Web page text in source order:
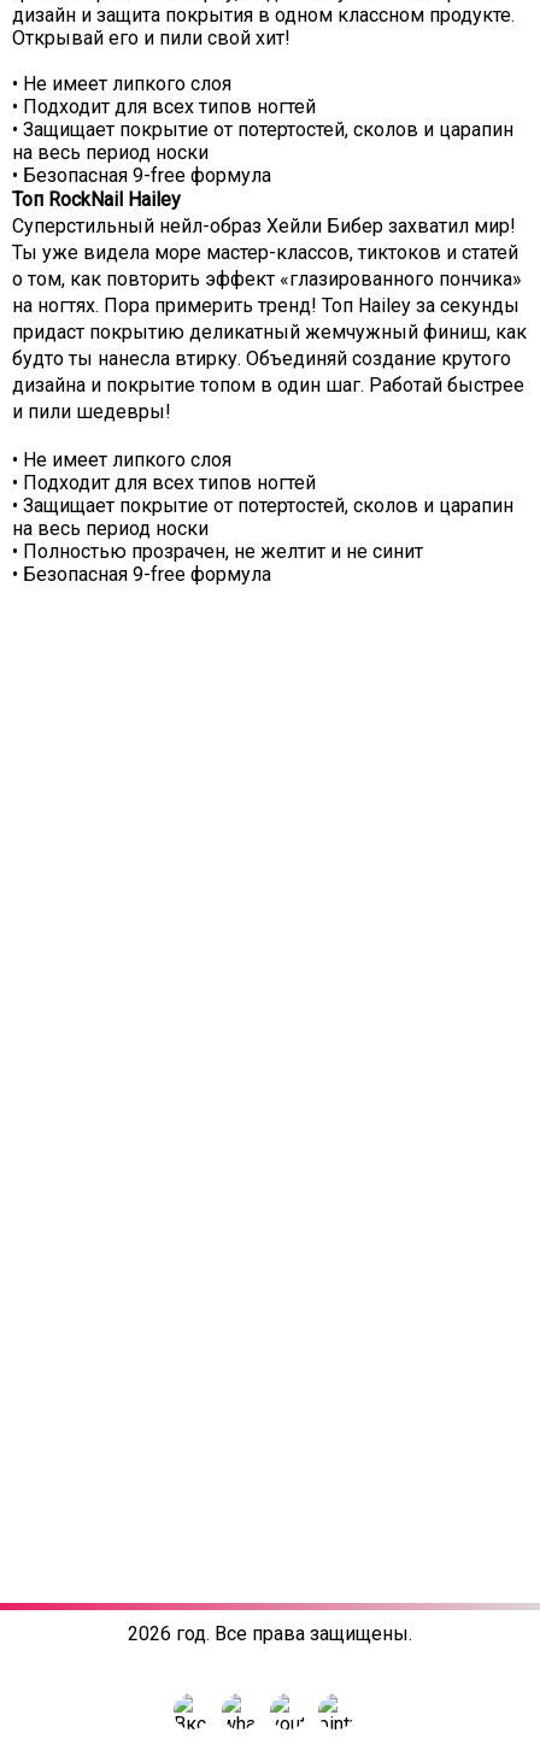
дизайн и защита покрытия в одном классном продукте.
Открывай его и пили свой хит!
• Не имеет липкого слоя
• Подходит для всех типов ногтей
• Защищает покрытие от потертостей, сколов и царапин
на весь период носки
• Безопасная 9-free формула
Топ RockNail Hailey
Суперстильный нейл-образ Хейли Бибер захватил мир!
Ты уже видела море мастер-классов, тиктоков и статей
о том, как повторить эффект «глазированного пончика»
на ногтях. Пора примерить тренд! Топ Hailey за секунды
придаст покрытию деликатный жемчужный финиш, как
будто ты нанесла втирку. Объединяй создание крутого
дизайна и покрытие топом в один шаг. Работай быстрее
и пили шедевры!
• Не имеет липкого слоя
• Подходит для всех типов ногтей
• Защищает покрытие от потертостей, сколов и царапин
на весь период носки
• Полностью прозрачен, не желтит и не синит
• Безопасная 9-free формула
2026 год. Все права защищены.